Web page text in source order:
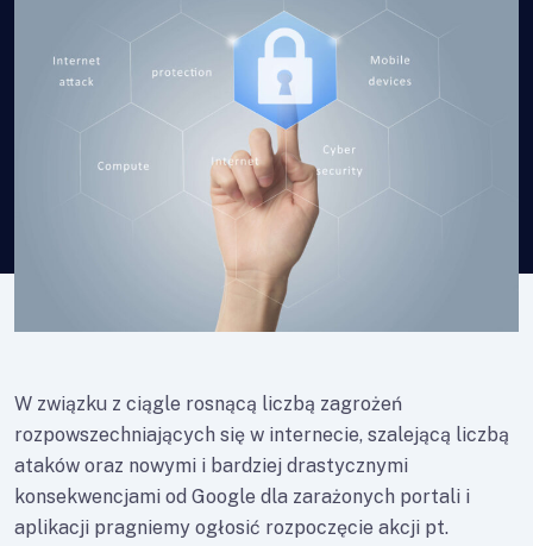
W związku z ciągle rosnącą liczbą zagrożeń
rozpowszechniających się w internecie, szalejącą liczbą
ataków oraz nowymi i bardziej drastycznymi
konsekwencjami od Google dla zarażonych portali i
aplikacji pragniemy ogłosić rozpoczęcie akcji pt.